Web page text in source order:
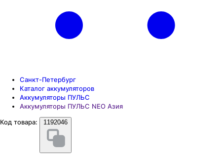
Санкт-Петербург
Каталог аккумуляторов
Аккумуляторы ПУЛЬС
Аккумуляторы ПУЛЬС NEO Азия
Код товара:
1192046